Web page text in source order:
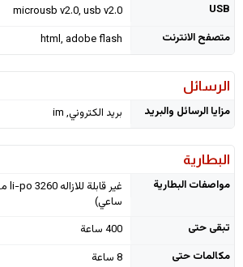
USB
microusb v2.0, usb v2.0
متصفح الانترنت
html, adobe flash
الرسائل
مزايا الرسائل والبريد بريد الكتروني, im
البطارية
مواصفات البطارية
ساعي)
تبقى حتى
400 ساعة
مكالمات حتى
8 ساعة